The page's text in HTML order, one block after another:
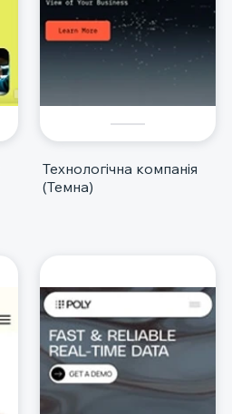
Технологічна компанія
(Темна)